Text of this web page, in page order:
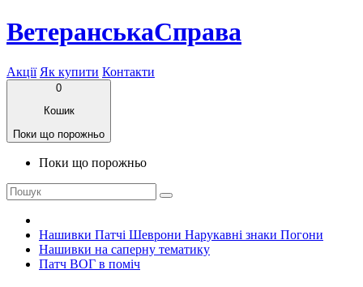
ВетеранськаСправа
Акції Як купити Контакти
0
Кошик
Поки що порожньо
Поки що порожньо
Нашивки Патчі Шеврони Нарукавні знаки Погони
Нашивки на саперну тематику
Патч ВОГ в поміч